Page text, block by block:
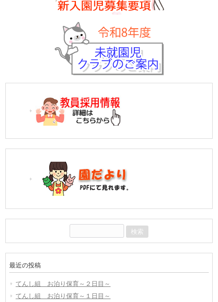
索:
最近の投稿
てんし組 お泊り保育～２日目～
てんし組 お泊り保育～１日目～